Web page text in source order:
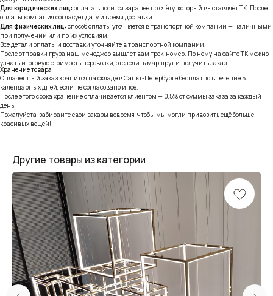
Для юридических лиц: оплата вносится заранее по счёту, который выставляет ТК. После
оплаты компания согласует дату и время доставки.
Для физических лиц: способ оплаты уточняется в транспортной компании — наличными
при получении или по их условиям.
Все детали оплаты и доставки уточняйте в транспортной компании.
После отправки груза наш менеджер вышлет вам трек-номер. По нему на сайте ТК можно
узнать итоговую стоимость перевозки, отследить маршрут и получить заказ.
Хранение товара
Оплаченный заказ хранится на складе в Санкт-Петербурге бесплатно в течение 5
календарных дней, если не согласовано иное.
После этого срока хранение оплачивается клиентом — 0,5% от суммы заказа за каждый
день.
Пожалуйста, забирайте свои заказы вовремя, чтобы мы могли привозить ещё больше
красивых вещей!
Другие товары из категории